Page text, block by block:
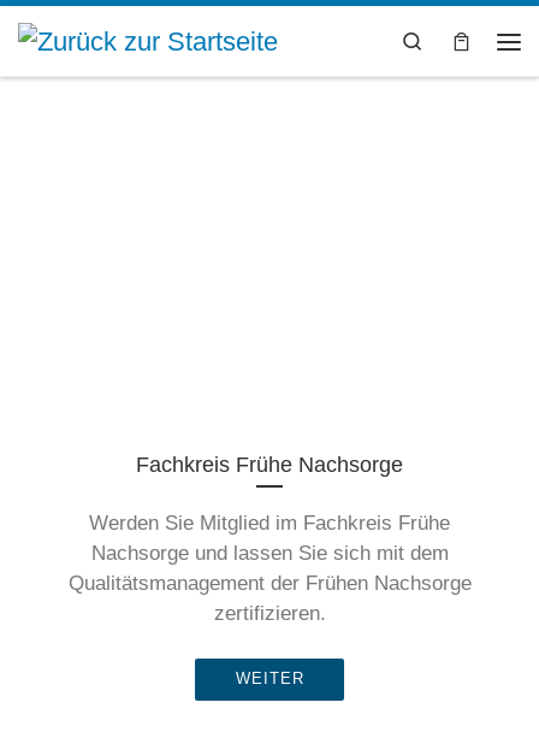
Zum Inhalt springen
Search
Fachkreis Frühe Nachsorge
Werden Sie Mitglied im Fachkreis Frühe
Nachsorge und lassen Sie sich mit dem
Qualitätsmanagement der Frühen Nachsorge
zertifizieren.
WEITER